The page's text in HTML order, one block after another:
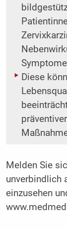
Diese
Melden Sie
unverbindlich
einzusehen